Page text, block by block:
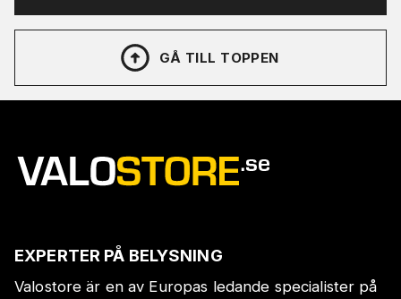
GÅ TILL TOPPEN
EXPERTER PÅ BELYSNING
Valostore är en av Europas ledande specialister på